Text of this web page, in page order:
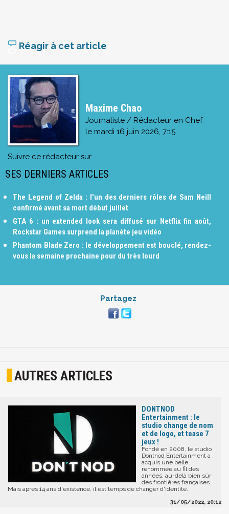
Réagir à cet article
Maxime Chao
Journaliste / Rédacteur en Chef
le mardi 16 juin 2026, 7:15
Suivre ce rédacteur sur
SES DERNIERS ARTICLES
The Legend of Zelda : l'un des derniers rôles de Sam Neill
confirmé avant sa mort début juillet
GTA 6 : un extended look sera diffusé sur Netflix fin août,
Rockstar Games surprend la planète jeu vidéo
Phantom Blade Zero : le développement est bouclé, rendez-
vous la semaine prochaine pour du très lourd
Partagez
AUTRES ARTICLES
DONTNOD
Entertainment : le
studio change de nom
et de logo, et tease 7
jeux !
Fondé en 2008, le studio
Dontnod Entertainment a
acquis une belle
renommée au fil des
années, au-delà bien sûr
des frontières françaises.
Mais après 14 ans d'existence, il est temps de changer d'identité.
31/05/2022, 20:12